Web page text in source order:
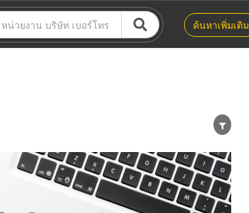
ค้นหาเพิ่มเติม
อก/นำเข้า ธุรกิจบริการ